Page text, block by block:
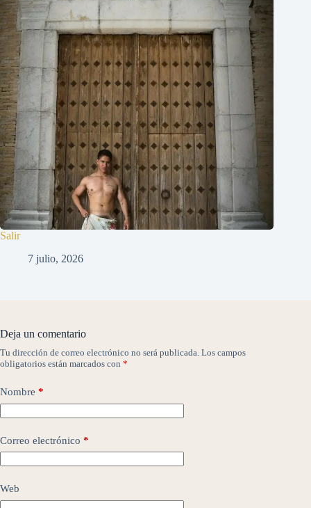
Salir
7 julio, 2026
Deja un comentario
Tu dirección de correo electrónico no será publicada. Los campos
obligatorios están marcados con *
Nombre *
Correo electrónico *
Web